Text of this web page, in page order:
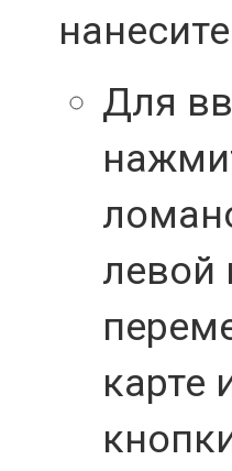
Для
левой
карте